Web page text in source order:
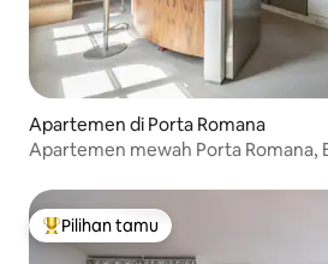
Apartemen di Porta Romana
Apartemen mewah Porta Romana,
Pilihan tamu terpopuler
Pilihan tamu